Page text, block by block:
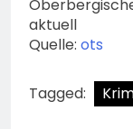
aktuell
Quelle: ots
Tagged: